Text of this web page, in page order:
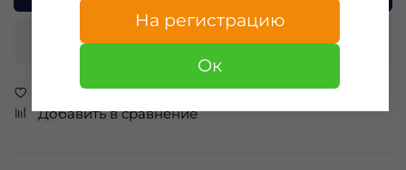
Купить в 1 клик
В избранное
Добавить в сравнение
На регистрацию
Ок